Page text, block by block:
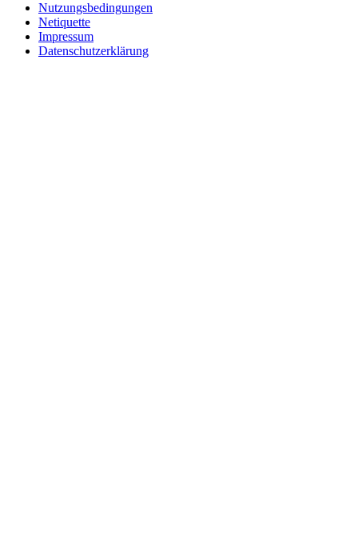
Nutzungsbedingungen
Netiquette
Impressum
Datenschutzerklärung